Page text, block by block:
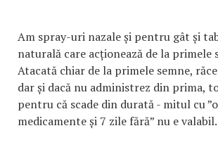
Am spray-uri nazale și pentru gât și
naturală care acționează de la primele
Atacată chiar de la primele semne,
dar și dacă nu administrez din prima,
pentru că scade din durată - mitul cu
medicamente și 7 zile fără” nu e valabil.